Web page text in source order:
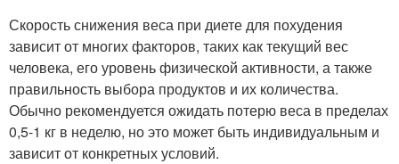
Скорость снижения веса при диете для похудения
зависит от многих факторов, таких как текущий вес
человека, его уровень физической активности, а также
правильность выбора продуктов и их количества.
Обычно рекомендуется ожидать потерю веса в пределах
0,5-1 кг в неделю, но это может быть индивидуальным и
зависит от конкретных условий.